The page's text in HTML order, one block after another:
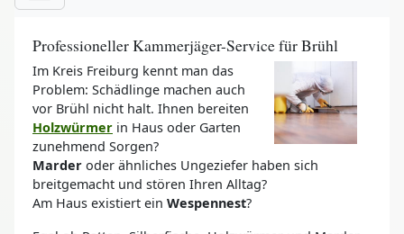
Professioneller Kammerjäger-Service für Brühl
Im Kreis Freiburg kennt man das
Problem: Schädlinge machen auch
vor Brühl nicht halt. Ihnen bereiten
Holzwürmer in Haus oder Garten
zunehmend Sorgen?
Marder oder ähnliches Ungeziefer haben sich
breitgemacht und stören Ihren Alltag?
Am Haus existiert ein Wespennest?